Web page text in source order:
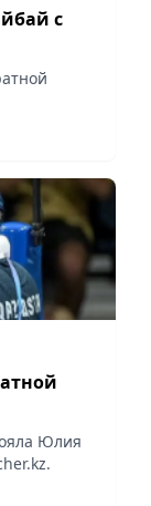
с
Юлия